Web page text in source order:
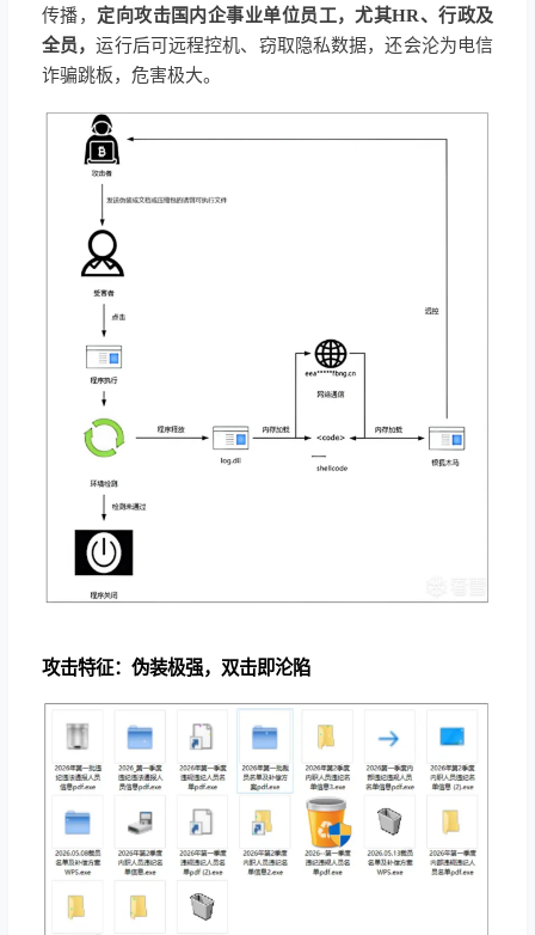
传播， 定向攻击国内企事业单位员工，尤其HR、行政及
全员，运行后可远程控机、窃取隐私数据，还会沦为电信
诈骗跳板，危害极大。
攻击特征：伪装极强，双击即沦陷